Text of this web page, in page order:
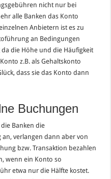
nicht nur bei
alle Banken das Konto
Anbietern ist es zu
an Bedingungen
die Höhe und die Häufigkeit
z.B. als Gehaltskonto
dass sie das Konto dann
Buchungen
Banken die
verlangen dann aber von
bzw. Transaktion bezahlen
wenn ein Konto so
etwa nur die Hälfte kostet.